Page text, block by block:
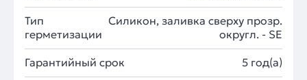
Тип
герметизации
Силикон, заливка сверху прозр.
округл. - SE
Гарантийный срок 5 год(а)